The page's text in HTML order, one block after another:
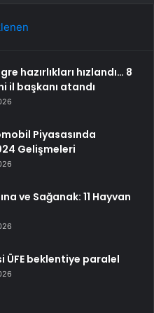
hazırlıkları hızlandı… 8
il başkanı atandı
Piyasasında
Gelişmeleri
ve Sağanak: 11 Hayvan
ÜFE beklentiye paralel